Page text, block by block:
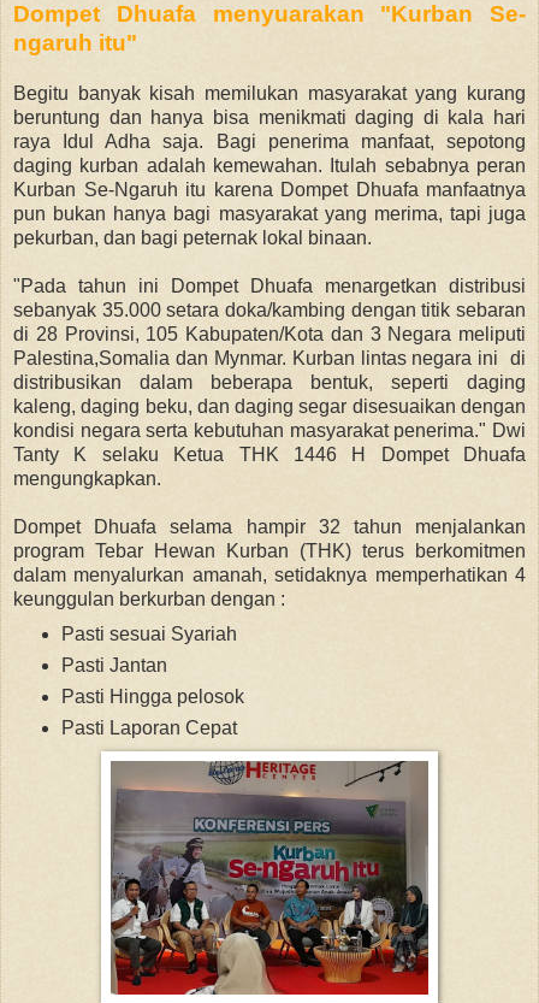
Dompet Dhuafa menyuarakan "Kurban Se-
ngaruh itu"
Begitu banyak kisah memilukan masyarakat yang kurang
beruntung dan hanya bisa menikmati daging di kala hari
raya Idul Adha saja. Bagi penerima manfaat, sepotong
daging kurban adalah kemewahan. Itulah sebabnya peran
Kurban Se-Ngaruh itu karena Dompet Dhuafa manfaatnya
pun bukan hanya bagi masyarakat yang merima, tapi juga
pekurban, dan bagi peternak lokal binaan.
"Pada tahun ini Dompet Dhuafa menargetkan distribusi
sebanyak 35.000 setara doka/kambing dengan titik sebaran
di 28 Provinsi, 105 Kabupaten/Kota dan 3 Negara meliputi
Palestina,Somalia dan Mynmar. Kurban lintas negara ini di
distribusikan dalam beberapa bentuk, seperti daging
kaleng, daging beku, dan daging segar disesuaikan dengan
kondisi negara serta kebutuhan masyarakat penerima." Dwi
Tanty K selaku Ketua THK 1446 H Dompet Dhuafa
mengungkapkan.
Dompet Dhuafa selama hampir 32 tahun menjalankan
program Tebar Hewan Kurban (THK) terus berkomitmen
dalam menyalurkan amanah, setidaknya memperhatikan 4
keunggulan berkurban dengan :
Pasti sesuai Syariah
Pasti Jantan
Pasti Hingga pelosok
Pasti Laporan Cepat